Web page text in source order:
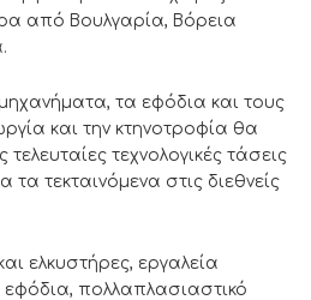
από Βουλγαρία, Βόρεια
τα εφόδια και τους
και την κτηνοτροφία θα
τεχνολογικές τάσεις
τεκταινόμενα στις διεθνείς
ελκυστήρες, εργαλεία
πολλαπλασιαστικό